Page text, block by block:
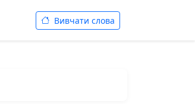
Вивчати слова